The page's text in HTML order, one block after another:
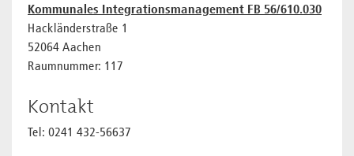
Kommunales Integrationsmanagement FB 56/610.030
Hackländerstraße 1
52064 Aachen
Raumnummer: 117
Kontakt
Tel: 0241 432-56637